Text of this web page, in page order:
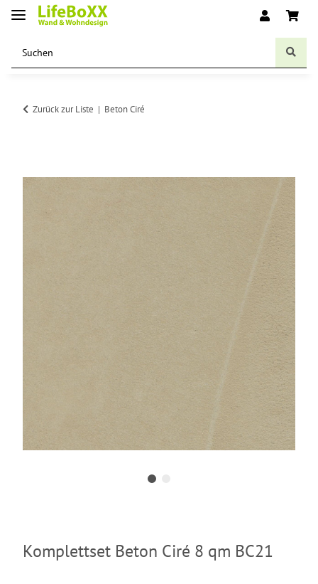
Zurück zur Liste Beton Ciré
Komplettset Beton Ciré 8 qm BC21